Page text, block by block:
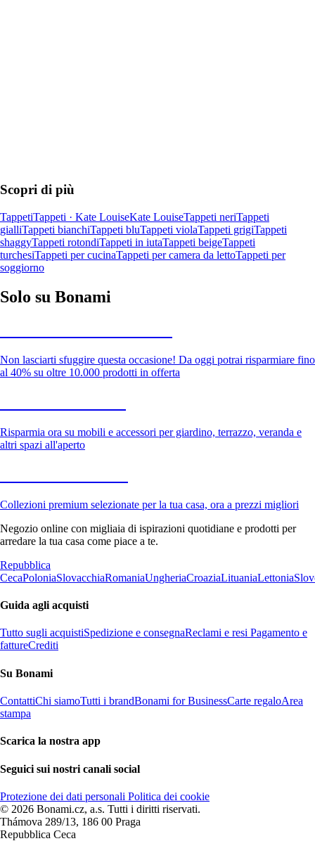
Scopri di più
TappetiTappeti · Kate LouiseKate LouiseTappeti neriTappeti
gialliTappeti bianchiTappeti bluTappeti violaTappeti grigiTappeti
shaggyTappeti rotondiTappeti in iutaTappeti beigeTappeti
turchesiTappeti per cucinaTappeti per camera da lettoTappeti per
soggiorno
Solo su Bonami
Non lasciarti sfuggire questa occasione! Da oggi potrai risparmiare fino
al 40% su oltre 10.000 prodotti in offerta
Risparmia ora su mobili e accessori per giardino, terrazzo, veranda e
altri spazi all'aperto
Collezioni premium selezionate per la tua casa, ora a prezzi migliori
Negozio online con migliaia di ispirazioni quotidiane e prodotti per
arredare la tua casa come piace a te.
Repubblica
CecaPoloniaSlovacchiaRomaniaUngheriaCroaziaLituaniaLettonia
Guida agli acquisti
Tutto sugli acquistiSpedizione e consegnaReclami e resi Pagamento e
fattureCrediti
Su Bonami
ContattiChi siamoTutti i brandBonami for BusinessCarte regaloArea
stampa
Scarica la nostra app
Seguici sui nostri canali social
Protezione dei dati personali Politica dei cookie
© 2026 Bonami.cz, a.s. Tutti i diritti riservati.
Thámova 289/13, 186 00 Praga
Repubblica Ceca